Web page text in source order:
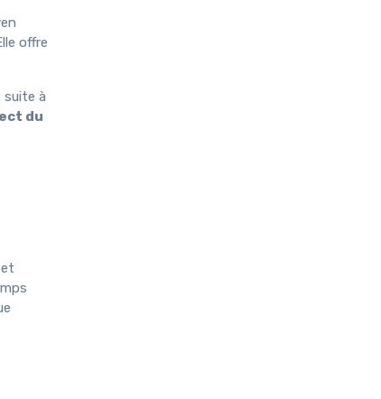
offre
suite à
du